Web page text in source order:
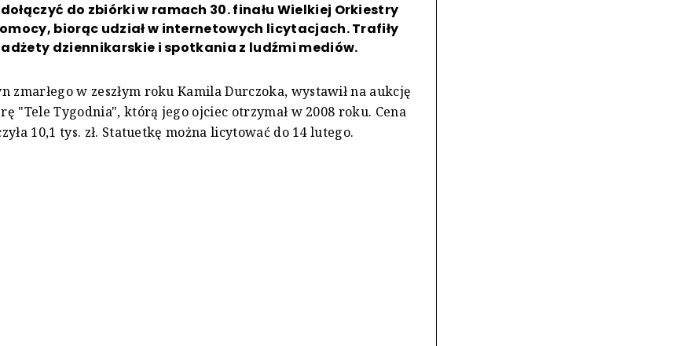
do zbiórki w ramach 30. finału Wielkiej Orkiestry
biorąc udział w internetowych licytacjach. Trafiły
dziennikarskie i spotkania z ludźmi mediów.
zmarłego w zeszłym roku Kamila Durczoka, wystawił na aukcję
"Tele Tygodnia", którą jego ojciec otrzymał w 2008 roku. Cena
10,1 tys. zł. Statuetkę można licytować do 14 lutego.